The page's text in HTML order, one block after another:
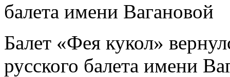
балета имени Вагановой
Балет «Фея кукол»
русского балета имени